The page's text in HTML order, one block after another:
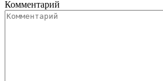
Комментарий